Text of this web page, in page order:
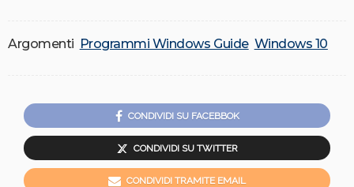
Argomenti Programmi Windows Guide Windows 10
CONDIVIDI SU FACEBBOK
CONDIVIDI SU TWITTER
CONDIVIDI TRAMITE EMAIL